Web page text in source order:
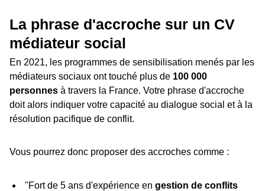
La phrase d'accroche sur un CV
médiateur social
En 2021, les programmes de sensibilisation menés par les
médiateurs sociaux ont touché plus de 100 000
personnes à travers la France. Votre phrase d'accroche
doit alors indiquer votre capacité au dialogue social et à la
résolution pacifique de conflit.
Vous pourrez donc proposer des accroches comme :
"Fort de 5 ans d'expérience en gestion de conflits